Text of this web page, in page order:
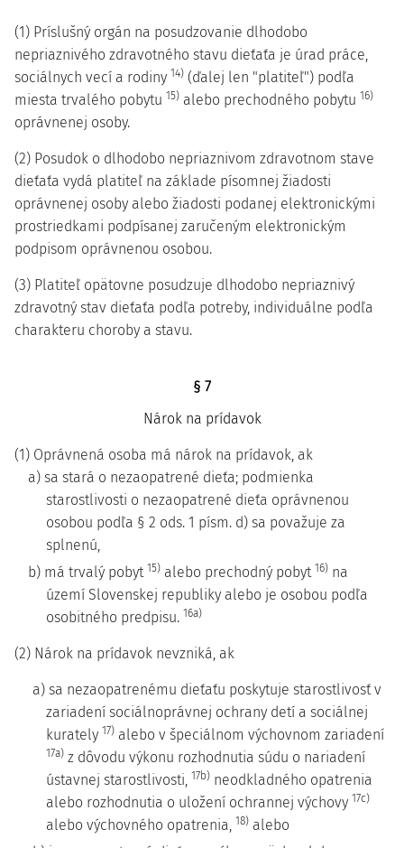
(1) Príslušný orgán na posudzovanie dlhodobo
nepriaznivého zdravotného stavu dieťaťa je úrad práce,
sociálnych vecí a rodiny 14) (ďalej len "platiteľ") podľa
miesta trvalého pobytu 15) alebo prechodného pobytu 16)
oprávnenej osoby.
(2) Posudok o dlhodobo nepriaznivom zdravotnom stave
dieťaťa vydá platiteľ na základe písomnej žiadosti
oprávnenej osoby alebo žiadosti podanej elektronickými
prostriedkami podpísanej zaručeným elektronickým
podpisom oprávnenou osobou.
(3) Platiteľ opätovne posudzuje dlhodobo nepriaznivý
zdravotný stav dieťaťa podľa potreby, individuálne podľa
charakteru choroby a stavu.
§ 7
Nárok na prídavok
(1) Oprávnená osoba má nárok na prídavok, ak
a) sa stará o nezaopatrené dieťa; podmienka
starostlivosti o nezaopatrené dieťa oprávnenou
osobou podľa § 2 ods. 1 písm. d) sa považuje za
splnenú,
b) má trvalý pobyt 15) alebo prechodný pobyt 16) na
území Slovenskej republiky alebo je osobou podľa
osobitného predpisu. 16a)
(2) Nárok na prídavok nevzniká, ak
a) sa nezaopatrenému dieťaťu poskytuje starostlivosť v
zariadení sociálnoprávnej ochrany detí a sociálnej
kurately 17) alebo v špeciálnom výchovnom zariadení
17a) z dôvodu výkonu rozhodnutia súdu o nariadení
ústavnej starostlivosti, 17b) neodkladného opatrenia
alebo rozhodnutia o uložení ochrannej výchovy 17c)
alebo výchovného opatrenia, 18) alebo